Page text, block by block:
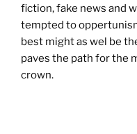
fiction, fake news and
tempted to
best might as wel be
paves the path for the
crown.